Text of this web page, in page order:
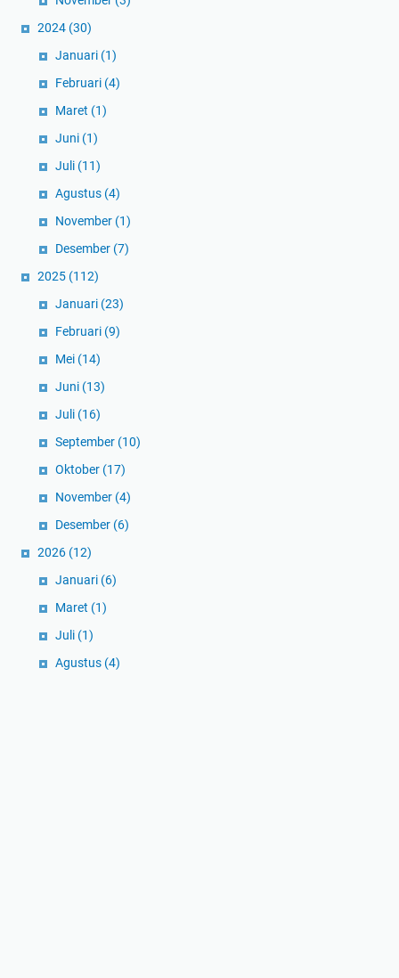
2024 (30)
Januari (1)
Februari (4)
Maret (1)
Juni (1)
Juli (11)
Agustus (4)
November (1)
Desember (7)
2025 (112)
Januari (23)
Februari (9)
Mei (14)
Juni (13)
Juli (16)
September (10)
Oktober (17)
November (4)
Desember (6)
2026 (12)
Januari (6)
Maret (1)
Juli (1)
Agustus (4)